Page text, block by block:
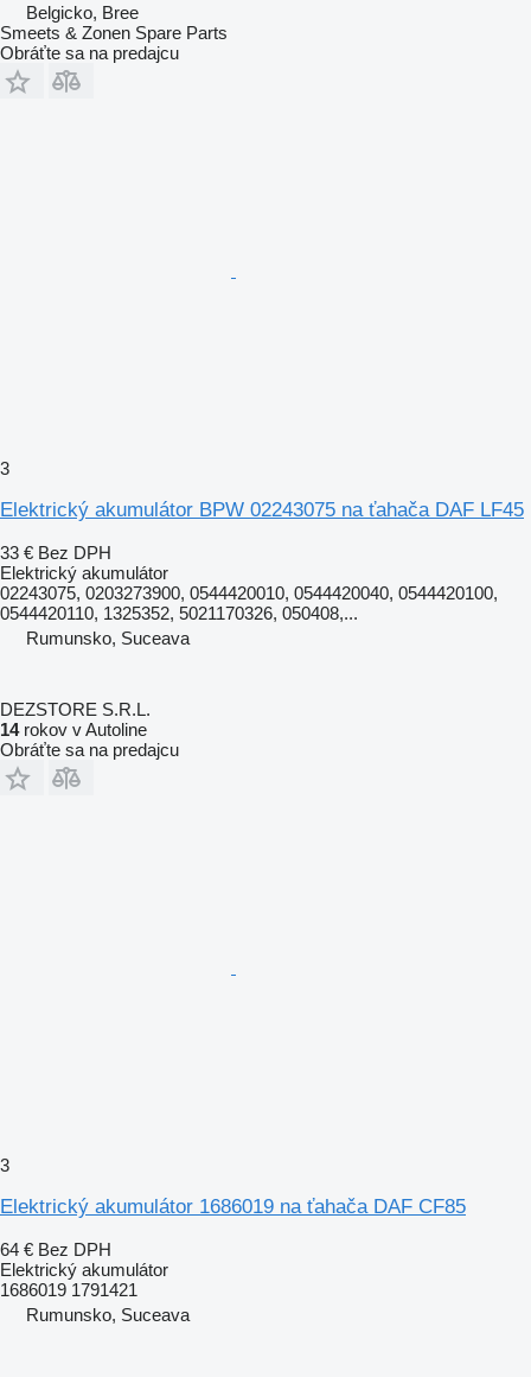
Belgicko, Bree
Smeets & Zonen Spare Parts
Obráťte sa na predajcu
3
Elektrický akumulátor BPW 02243075 na ťahača DAF LF45
33 € Bez DPH
Elektrický akumulátor
02243075, 0203273900, 0544420010, 0544420040, 0544420100,
0544420110, 1325352, 5021170326, 050408,...
Rumunsko, Suceava
DEZSTORE S.R.L.
14rokov v Autoline
Obráťte sa na predajcu
3
Elektrický akumulátor 1686019 na ťahača DAF CF85
64 € Bez DPH
Elektrický akumulátor
1686019 1791421
Rumunsko, Suceava